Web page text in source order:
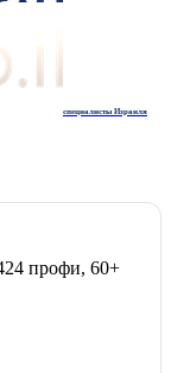
специалисты Израиля
профи, 60+